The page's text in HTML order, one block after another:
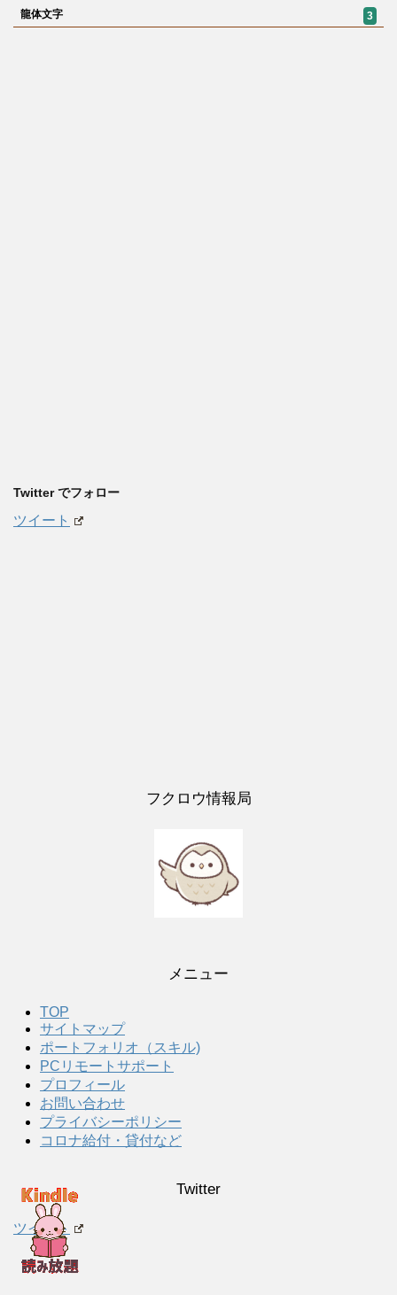
龍体文字 3
Twitter でフォロー
ツイート
フクロウ情報局
メニュー
TOP
サイトマップ
ポートフォリオ（スキル)
PCリモートサポート
プロフィール
お問い合わせ
プライバシーポリシー
コロナ給付・貸付など
Twitter
ツイート